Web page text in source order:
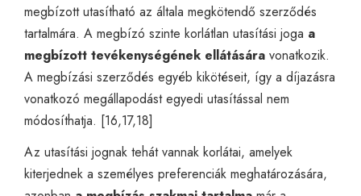
megbízott utasítható az általa megkötendő szerződés
tartalmára. A megbízó szinte korlátlan utasítási joga a
megbízott tevékenységének ellátására vonatkozik.
A megbízási szerződés egyéb kikötéseit, így a díjazásra
vonatkozó megállapodást egyedi utasítással nem
módosíthatja. [16,17,18]
Az utasítási jognak tehát vannak korlátai, amelyek
kiterjednek a személyes preferenciák meghatározására,